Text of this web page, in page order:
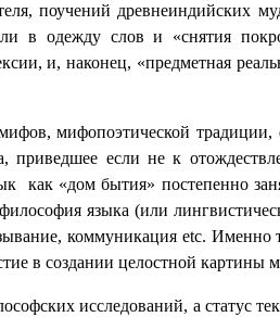
поучений древнеиндийских
в одежду слов и «снятия
и, наконец, «предметная
мифопоэтической традиции,
приведшее если не к
как «дом бытия» постепенно
языка (или
коммуникация etc.
в создании целостной картины
исследований, а статус